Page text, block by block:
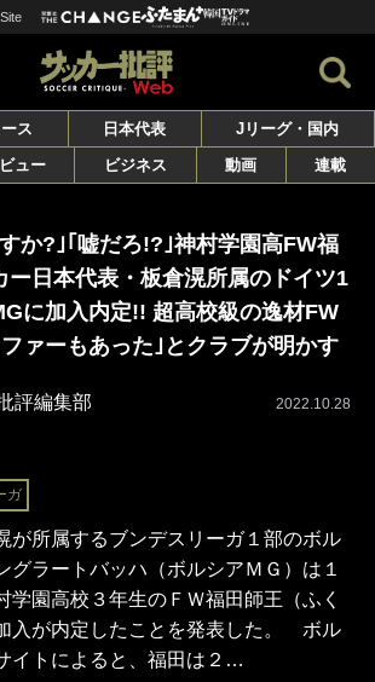
ス 日本代表
Jリーグ・国内
ュー ビジネス 動画 連載
か?｣｢嘘だろ!?｣神村学園高FW福
ー日本代表・板倉滉所属のドイツ1
に加入内定!! 超高校級の逸材FW
ァーもあった｣とクラブが明かす
評編集部 2022.10.28
ガ
が所属するブンデスリーガ１部のボル
グラートバッハ（ボルシアＭＧ）は１
学園高校３年生のＦＷ福田師王（ふく
入が内定したことを発表した。 ボル
イトによると、福田は２…